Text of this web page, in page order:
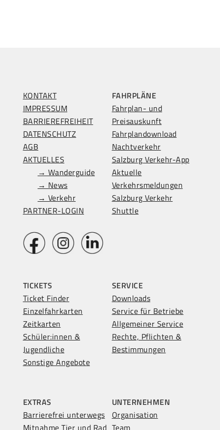
KONTAKT
IMPRESSUM
BARRIEREFREIHEIT
DATENSCHUTZ
AGB
AKTUELLES
→ Wanderguide
→ News
→ Verkehr
PARTNER-LOGIN
FAHRPLÄNE
Fahrplan- und
Preisauskunft
Fahrplandownload
Nachtverkehr
Salzburg Verkehr-App
Aktuelle
Verkehrsmeldungen
Salzburg Verkehr
Shuttle
TICKETS
Ticket Finder
Einzelfahrkarten
Zeitkarten
Schüler:innen &
Jugendliche
Sonstige Angebote
SERVICE
Downloads
Service für Betriebe
Allgemeiner Service
Rechte, Pflichten &
Bestimmungen
EXTRAS
Barrierefrei unterwegs
Mitnahme Tier und Rad
UNTERNEHMEN
Organisation
Team